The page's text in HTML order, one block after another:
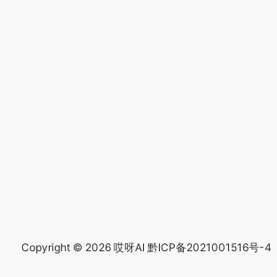
Copyright © 2026 哎呀AI 黔ICP备2021001516号-4